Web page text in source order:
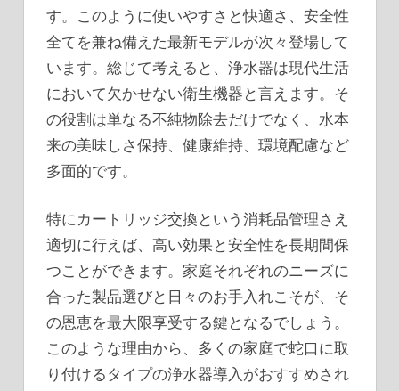
す。このように使いやすさと快適さ、安全性
全てを兼ね備えた最新モデルが次々登場して
います。総じて考えると、浄水器は現代生活
において欠かせない衛生機器と言えます。そ
の役割は単なる不純物除去だけでなく、水本
来の美味しさ保持、健康維持、環境配慮など
多面的です。
特にカートリッジ交換という消耗品管理さえ
適切に行えば、高い効果と安全性を長期間保
つことができます。家庭それぞれのニーズに
合った製品選びと日々のお手入れこそが、そ
の恩恵を最大限享受する鍵となるでしょう。
このような理由から、多くの家庭で蛇口に取
り付けるタイプの浄水器導入がおすすめされ